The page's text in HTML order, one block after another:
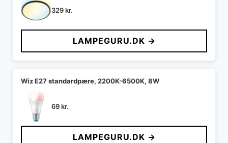
329kr.
LAMPEGURU.DK →
Wiz E27 standardpære, 2200K-6500K, 8W
69kr.
LAMPEGURU.DK →